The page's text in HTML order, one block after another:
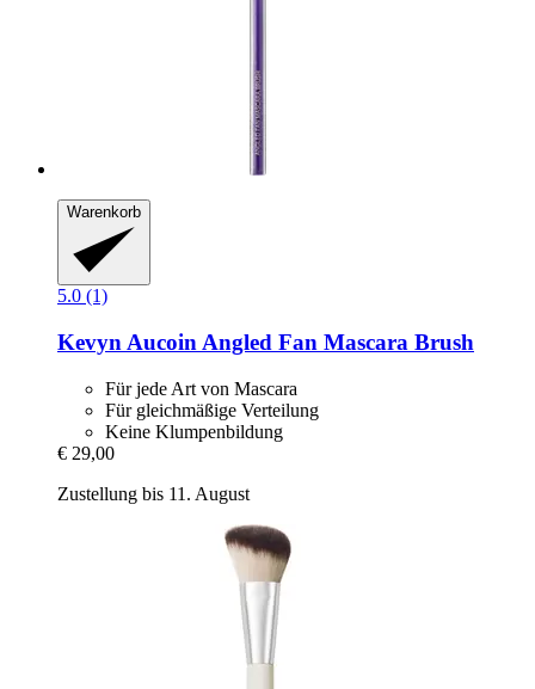
Warenkorb
5.0 (1)
Kevyn Aucoin Angled Fan Mascara Brush
Für jede Art von Mascara
Für gleichmäßige Verteilung
Keine Klumpenbildung
€ 29,00
Zustellung bis 11. August